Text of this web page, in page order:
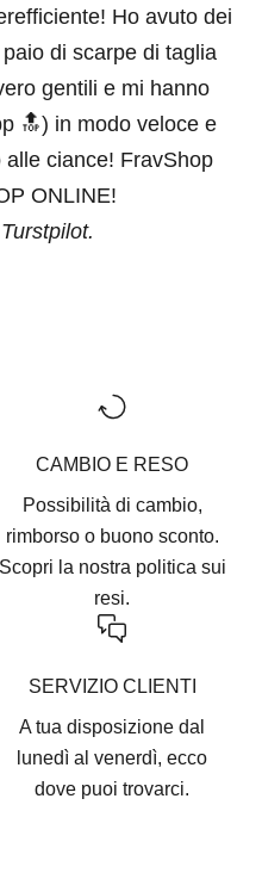
Ho avuto dei
di scarpe di taglia
gentili e mi hanno
🔝) in modo veloce e
ciance! FravShop
ONLINE!
CAMBIO E RESO
Possibilità di cambio,
rimborso o buono sconto.
Scopri la nostra politica sui
resi.
SERVIZIO CLIENTI
A tua disposizione dal
lunedì al venerdì, ecco
dove puoi trovarci.